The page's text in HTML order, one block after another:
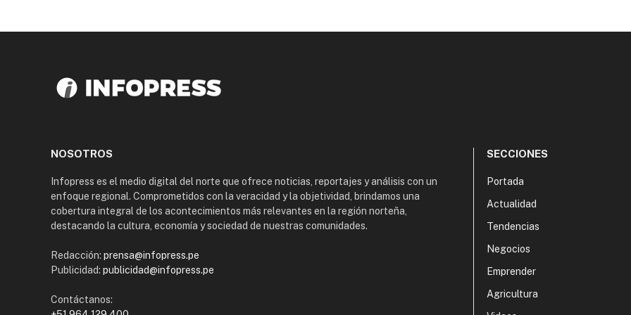
NOSOTROS
Infopress es el medio digital del norte que ofrece noticias, reportajes y análisis con un
enfoque regional. Comprometidos con la veracidad y la objetividad, brindamos una
cobertura integral de los acontecimientos más relevantes en la región norteña,
destacando la cultura, economía y sociedad de nuestras comunidades.
Redacción: prensa@infopress.pe
Publicidad: publicidad@infopress.pe
Contáctanos:
SECCIONES
Portada
Actualidad
Tendencias
Negocios
Emprender
Agricultura